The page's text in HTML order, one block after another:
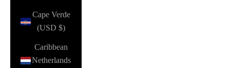
Cape Verde
(USD $)
Caribbean
Netherlands